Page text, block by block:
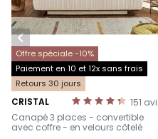
Offre spéciale -10%
Paiement en 10 et 12x sans frais
Retours 30 jours
151
CRISTAL
-
Canapé 3 places - convertible
avec coffre - en velours côtelé
